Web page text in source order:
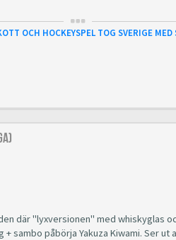
OCH HOCKEYSPEL TOG SVERIGE MED
där "lyxversionen" med whiskyglas
sambo påbörja Yakuza Kiwami. Ser ut